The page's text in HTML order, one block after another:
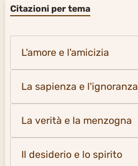
Citazioni per tema
L'amore e l'amicizia
La sapienza e l'ignoranza
La verità e la menzogna
Il desiderio e lo spirito